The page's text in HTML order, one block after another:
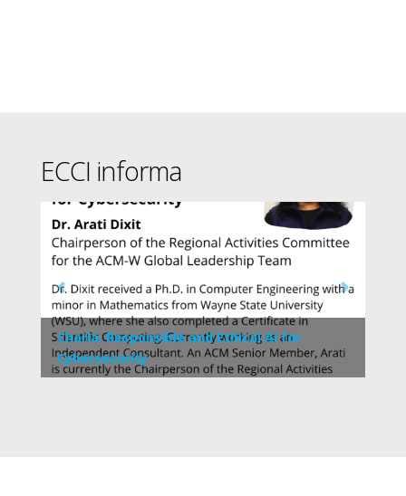
ECCI informa
Charla: Responsible and Ethical AI for
Cybersecurity